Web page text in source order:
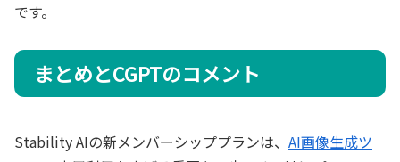
です。
まとめとCGPTのコメント
Stability AIの新メンバーシッププランは、 AI画像生成ツ